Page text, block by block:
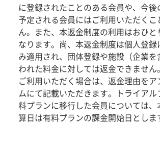
に登録されたことのある会員や、今後
予定される会員にはご利用いただくこ
ん。また、本返金制度の利用はおひと
なります。尚、本返金制度は個人登録
み適用され、団体登録や施設（企業を
われた料金に対しては返金できません
ご利用いただく場合は、返金理由をア
ムにて記載いただきます。トライアル
料プランに移行した会員については、
算日は有料プランの課金開始日としま